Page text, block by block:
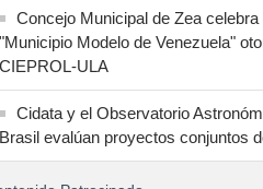
Concejo Municipal de Zea
"Municipio Modelo de Venezuela"
CIEPROL-ULA
Cidata y el Observatorio
Brasil evalúan proyectos conjuntos